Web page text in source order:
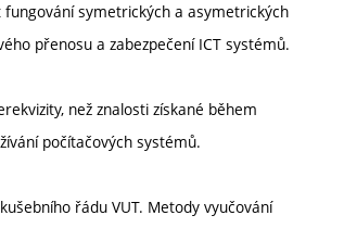
symetrických a asymetrických
přenosu a zabezpečení ICT systémů.
než znalosti získané během
počítačových systémů.
řádu VUT. Metody vyučování